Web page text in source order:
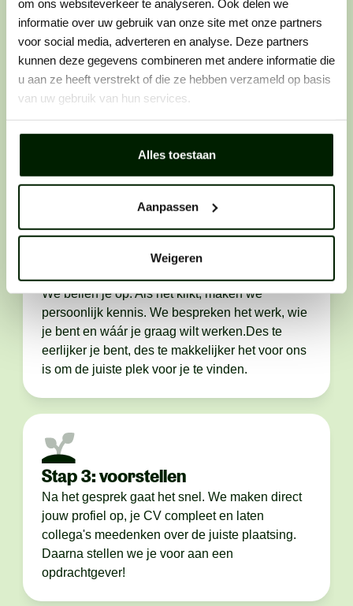
om ons websiteverkeer te analyseren. Ook delen we
informatie over uw gebruik van onze site met onze partners
voor social media, adverteren en analyse. Deze partners
kunnen deze gegevens combineren met andere informatie die
u aan ze heeft verstrekt of die ze hebben verzameld op basis
van uw gebruik van hun services.
Alles toestaan
Aanpassen
Weigeren
te worden. Dat werkt als volgt:
Stap 1: solliciteren
Zie je een vacature die perfect bij je past? Laat
direct. Want wij horen graag van vakidioten
We bellen je op. Als het klikt, maken we
persoonlijk kennis. We bespreken het werk, wie
je bent en wáár je graag wilt werken.Des te
eerlijker je bent, des te makkelijker het voor ons
is om de juiste plek voor je te vinden.
Stap 3: voorstellen
Na het gesprek gaat het snel. We maken direct
jouw profiel op, je CV compleet en laten
collega's meedenken over de juiste plaatsing.
Daarna stellen we je voor aan een
opdrachtgever!